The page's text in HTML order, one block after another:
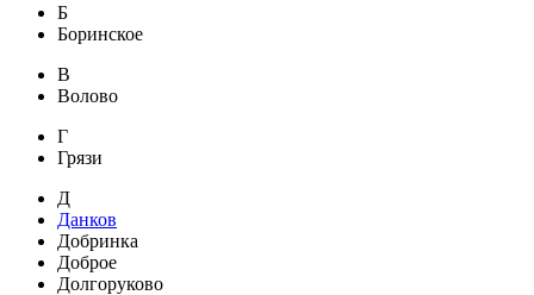
Б
Боринское
В
Волово
Г
Грязи
Д
Данков
Добринка
Доброе
Долгоруково